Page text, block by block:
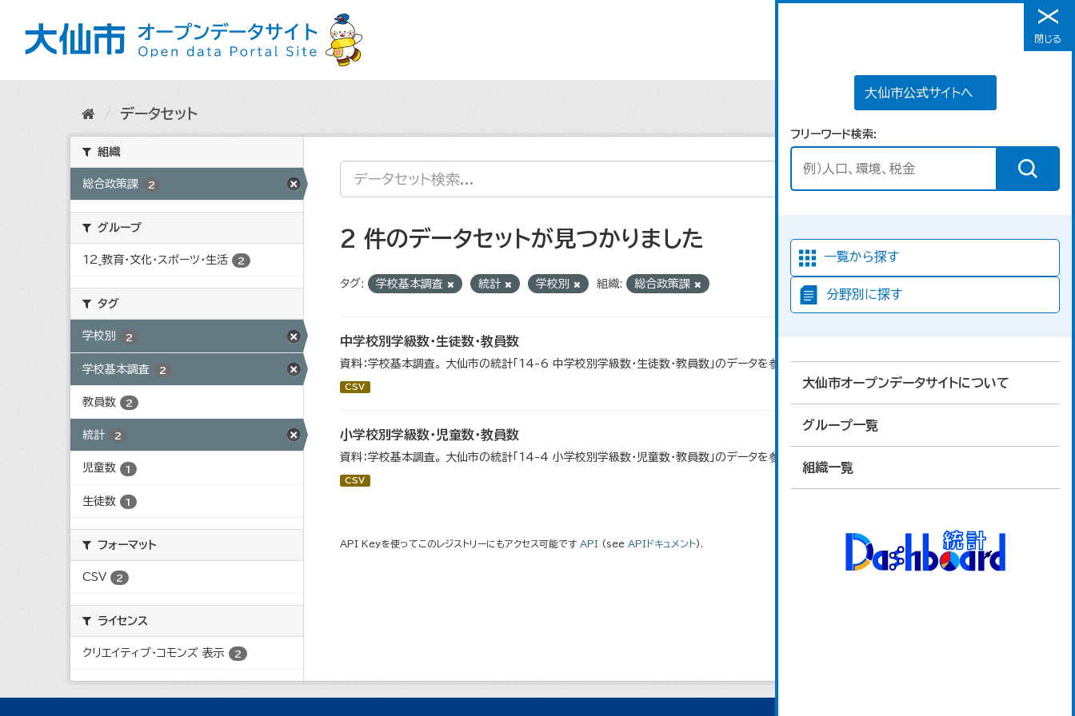
メニュー
大仙市公式サイトへ
フリーワード検索
一覧から探す
分野別に探す
大仙市オープンデータサイトについて
グループ一覧
組織一覧
閉じる
データセット
組織
総合政策課 2
グループ
12_教育・文化・スポーツ・生活 2
タグ
学校別 2
学校基本調査 2
教員数 2
統計 2
児童数 1
生徒数 1
フォーマット
CSV 2
ライセンス
クリエイティブ・コモンズ 表示 2
2 件のデータセットが見つかりました
タグ: 学校基本調査 統計 学校別 組織: 総合政策課
中学校別学級数・生徒数・教員数
資料：学校基本調査。 大仙市の統計「14-6 中学校別学級数・生徒数・教員数」のデータを参照しています。
CSV
小学校別学級数・児童数・教員数
資料：学校基本調査。 大仙市の統計「14-4 小学校別学級数・児童数・教員数」のデータを参照しています。
CSV
API Keyを使ってこのレジストリーにもアクセス可能です API (see APIドキュメント).